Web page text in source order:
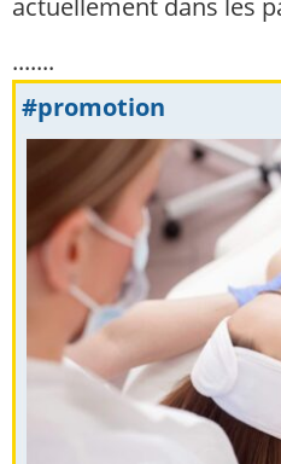
actuellement dans les
.......
#promotion